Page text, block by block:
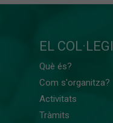
EL COL·LEGI
Què és?
Com s'organitza?
Activitats
Tràmits